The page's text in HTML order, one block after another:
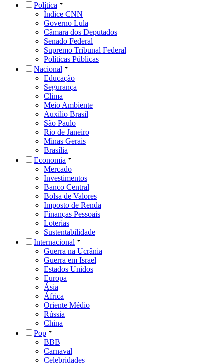
Política
Índice CNN
Governo Lula
Câmara dos Deputados
Senado Federal
Supremo Tribunal Federal
Políticas Públicas
Nacional
Educação
Segurança
Clima
Meio Ambiente
Auxílio Brasil
São Paulo
Rio de Janeiro
Minas Gerais
Brasília
Economia
Mercado
Investimentos
Banco Central
Bolsa de Valores
Imposto de Renda
Finanças Pessoais
Loterias
Sustentabilidade
Internacional
Guerra na Ucrânia
Guerra em Israel
Estados Unidos
Europa
Ásia
África
Oriente Médio
Rússia
China
Pop
BBB
Carnaval
Celebridades